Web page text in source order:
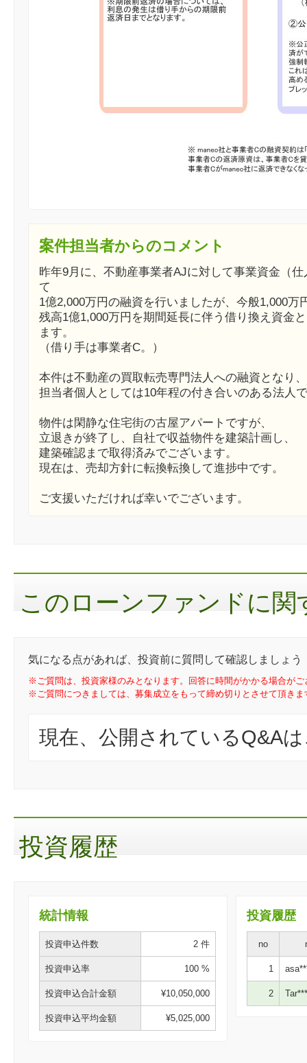
案件担当者からのコメント
昨年9月に、不動産事業者AJに対して事業資金（
て
1億2,000万円の融資を行いましたが、今般1,000万
残高1億1,000万円を期間延長に伴う借り換え資金
ます。
（借り手は事業者C。）
本件は不動産の買取転売専門法人への融資となり、
担当者個人としては10年程の付き合いのある法人
物件は閑静な住宅街の古屋アパートですが、
立退きが終了し、自社で収益物件を建築計画し、
建築確認まで取得済みでございます。
現在は、売却方針に転換転換して進捗中です。
ご支援いただければ幸いでございます。
このローンファンドに関
気になる点があれば、投資前に質問して確認しましょう
※ご質問は、投資家様のみとなります。回答に時間がかかる場合が
※ご質問につきましては、募集成立をもって締め切りとさせて頂きま
現在、公開されているQ&A
投資履歴
投資履歴
no
1
2
統計情報
投資申込件数 2 件
投資申込率 100 %
投資申込合計金額 ¥10,050,000
投資申込平均金額 ¥5,025,000